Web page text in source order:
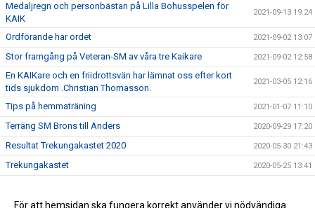
Medaljregn och personbästan på Lilla Bohusspelen för
KAIK
2021-09-13 19:24
Ordförande har ordet 2021-09-02 13:07
Stor framgång på Veteran-SM av våra tre Kaikare 2021-09-02 12:58
En KAIKare och en friidrottsvän har lämnat oss efter kort
tids sjukdom .Christian Thomasson.
2021-03-05 12:16
Tips på hemmaträning 2021-01-07 11:10
Terräng SM Brons till Anders 2020-09-29 17:20
Resultat Trekungakastet 2020 2020-05-30 21:43
Trekungakastet 2020-05-25 13:41
Trekungakastet genomförs lördagen den 30 maj 2020! 2020-05-10 12:27
För att hemsidan ska fungera korrekt använder vi nödvändiga